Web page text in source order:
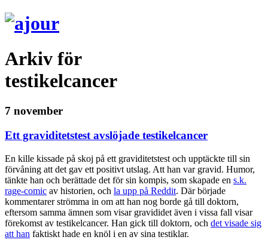
Arkiv för
testikelcancer
7 november
Ett graviditetstest avslöjade testikelcancer
En kille kissade på skoj på ett graviditetstest och upptäckte till sin
förvåning att det gav ett positivt utslag. Att han var gravid. Humor,
tänkte han och berättade det för sin kompis, som skapade en s.k.
rage-comic av historien, och la upp på Reddit. Där började
kommentarer strömma in om att han nog borde gå till doktorn,
eftersom samma ämnen som visar gravididet även i vissa fall visar
förekomst av testikelcancer. Han gick till doktorn, och det visade sig
att han faktiskt hade en knöl i en av sina testiklar.